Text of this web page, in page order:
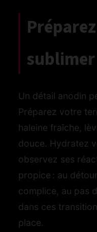
Un détail anodin
Préparez votre
haleine fraîche,
douce. Hydratez
observez ses
propice : au
complice, au pas
dans ces
place.